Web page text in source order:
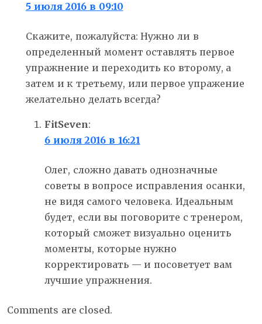
5 июля 2016 в 09:10
Скажите, пожалуйста: Нужно ли в
определенный момент оставлять первое
упражнение и переходить ко второму, а
затем и к третьему, или первое упражение
желательно делать всегда?
FitSeven:
6 июля 2016 в 16:21
Олег, сложно давать однозначные
советы в вопросе исправления осанки,
не видя самого человека. Идеальным
будет, если вы поговорите с тренером,
который сможет визуально оценить
моменты, которые нужно
корректировать — и посоветует вам
лучшие упражнения.
Comments are closed.